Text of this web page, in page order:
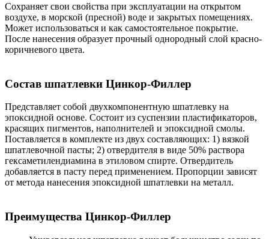
Сохраняет свои свойства при эксплуатации на открытом
воздухе, в морской (пресной) воде и закрытых помещениях.
Может использоваться и как самостоятельное покрытие.
После нанесения образует прочный однородный слой красно-
коричневого цвета.
Состав шпатлевки Цинкор-Филлер
Представляет собой двухкомпонентную шпатлевку на
эпоксидной основе. Состоит из суспензии пластификаторов,
красящих пигментов, наполнителей и эпоксидной смолы.
Поставляется в комплекте из двух составляющих: 1) вязкой
шпатлевочной пасты; 2) отвердителя в виде 50% раствора
гексаметилендиамина в этиловом спирте. Отвердитель
добавляется в пасту перед применением. Пропорции зависят
от метода нанесения эпоксидной шпатлевки на металл.
Преимущества Цинкор-Филлер